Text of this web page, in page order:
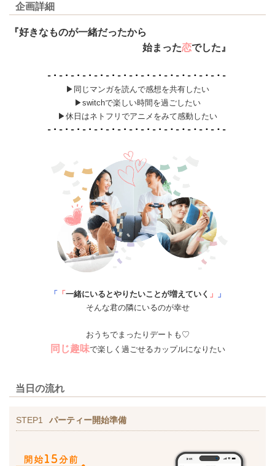
企画詳細
『好きなものが一緒だったから
始まった恋でした』
▶同じマンガを読んで感想を共有したい
▶switchで楽しい時間を過ごしたい
▶休日はネトフリでアニメをみて感動したい
「 「一緒にいるとやりたいことが増えていく 」
」
そんな君の隣にいるのが幸せ
おうちでまったりデートも♡
同じ趣味で楽しく過ごせるカップルになりたい
当日の流れ
STEP1 パーティー開始準備